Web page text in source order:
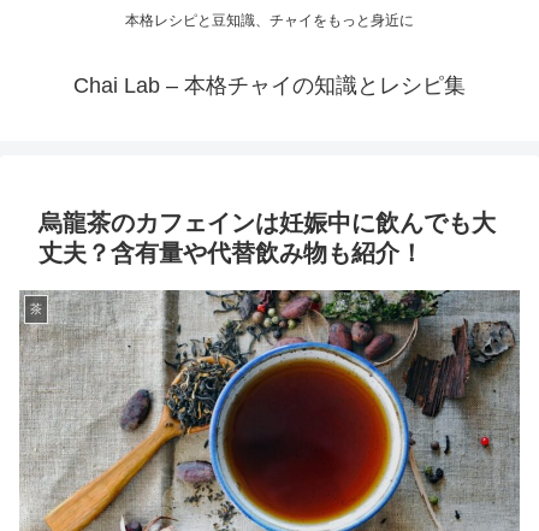
本格レシピと豆知識、チャイをもっと身近に
Chai Lab – 本格チャイの知識とレシピ集
烏龍茶のカフェインは妊娠中に飲んでも大
丈夫？含有量や代替飲み物も紹介！
茶